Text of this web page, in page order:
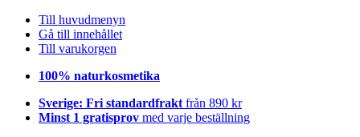
Till huvudmenyn
Gå till innehållet
Till varukorgen
100% naturkosmetika
Sverige: Fri standardfrakt från 890 kr
Minst 1 gratisprov med varje beställning